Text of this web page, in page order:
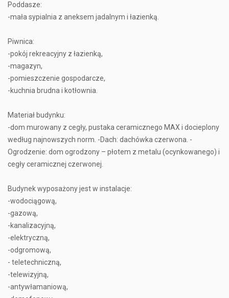
Poddasze:
-mała sypialnia z aneksem jadalnym i łazienką.
Piwnica:
-pokój rekreacyjny z łazienką,
-magazyn,
-pomieszczenie gospodarcze,
-kuchnia brudna i kotłownia.
Materiał budynku:
-dom murowany z cegły, pustaka ceramicznego MAX i docieplony
według najnowszych norm. -Dach: dachówka czerwona. -
Ogrodzenie: dom ogrodzony – płotem z metalu (ocynkowanego) i
cegły ceramicznej czerwonej.
Budynek wyposażony jest w instalacje:
-wodociągową,
-gazową,
-kanalizacyjną,
-elektryczną,
-odgromową,
- teletechniczną,
-telewizyjną,
-antywłamaniową,